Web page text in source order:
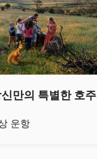
만의 특별한 호주
운항